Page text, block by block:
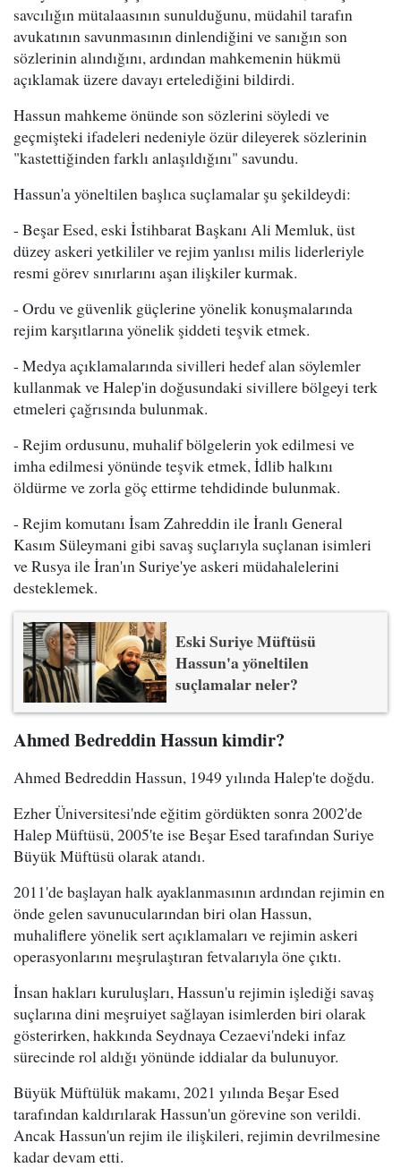
savcılığın mütalaasının sunulduğunu, müdahil tarafın
avukatının savunmasının dinlendiğini ve sanığın son
sözlerinin alındığını, ardından mahkemenin hükmü
açıklamak üzere davayı ertelediğini bildirdi.
Hassun mahkeme önünde son sözlerini söyledi ve
geçmişteki ifadeleri nedeniyle özür dileyerek sözlerinin
"kastettiğinden farklı anlaşıldığını" savundu.
Hassun'a yöneltilen başlıca suçlamalar şu şekildeydi:
- Beşar Esed, eski İstihbarat Başkanı Ali Memluk, üst
düzey askeri yetkililer ve rejim yanlısı milis liderleriyle
resmi görev sınırlarını aşan ilişkiler kurmak.
- Ordu ve güvenlik güçlerine yönelik konuşmalarında
rejim karşıtlarına yönelik şiddeti teşvik etmek.
- Medya açıklamalarında sivilleri hedef alan söylemler
kullanmak ve Halep'in doğusundaki sivillere bölgeyi terk
etmeleri çağrısında bulunmak.
- Rejim ordusunu, muhalif bölgelerin yok edilmesi ve
imha edilmesi yönünde teşvik etmek, İdlib halkını
öldürme ve zorla göç ettirme tehdidinde bulunmak.
- Rejim komutanı İsam Zahreddin ile İranlı General
Kasım Süleymani gibi savaş suçlarıyla suçlanan isimleri
ve Rusya ile İran'ın Suriye'ye askeri müdahalelerini
desteklemek.
Eski Suriye Müftüsü
Hassun'a yöneltilen
suçlamalar neler?
Ahmed Bedreddin Hassun kimdir?
Ahmed Bedreddin Hassun, 1949 yılında Halep'te doğdu.
Ezher Üniversitesi'nde eğitim gördükten sonra 2002'de
Halep Müftüsü, 2005'te ise Beşar Esed tarafından Suriye
Büyük Müftüsü olarak atandı.
2011'de başlayan halk ayaklanmasının ardından rejimin en
önde gelen savunucularından biri olan Hassun,
muhaliflere yönelik sert açıklamaları ve rejimin askeri
operasyonlarını meşrulaştıran fetvalarıyla öne çıktı.
İnsan hakları kuruluşları, Hassun'u rejimin işlediği savaş
suçlarına dini meşruiyet sağlayan isimlerden biri olarak
gösterirken, hakkında Seydnaya Cezaevi'ndeki infaz
sürecinde rol aldığı yönünde iddialar da bulunuyor.
Büyük Müftülük makamı, 2021 yılında Beşar Esed
tarafından kaldırılarak Hassun'un görevine son verildi.
Ancak Hassun'un rejim ile ilişkileri, rejimin devrilmesine
kadar devam etti.